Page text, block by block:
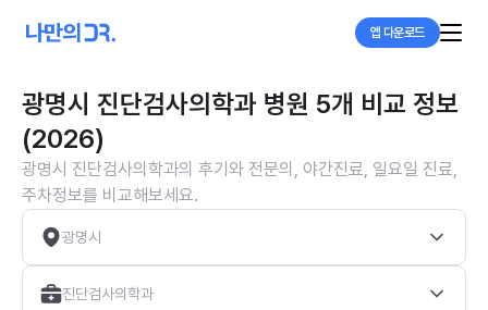
앱 다운로드
광명시 진단검사의학과 병원 5개 비교 정보
(2026)
광명시 진단검사의학과의 후기와 전문의, 야간진료, 일요일 진료,
주차정보를 비교해보세요.
광명시
진단검사의학과